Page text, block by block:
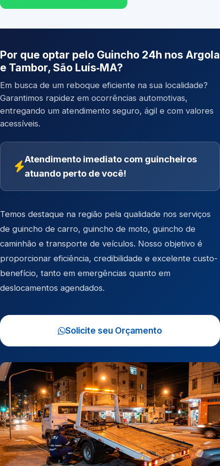
Por que optar pelo Guincho 24h nos Argola
e Tambor, São Luís‑MA?
Em busca de um reboque eficiente na sua localidade?
Garantimos rapidez em ocorrências automotivas,
entregando um atendimento seguro, ágil e com valores
acessíveis.
Atendimento imediato com guincheiros
atuando perto de você!
Temos destaque na região pela qualidade nos serviços
de guincho de carro, guincho de moto, guincho de
caminhão e transporte de veículos. Nosso objetivo é
proporcionar eficiência, credibilidade e excelente custo-
benefício, tanto em emergências quanto em
deslocamentos agendados.
Solicite seu Orçamento